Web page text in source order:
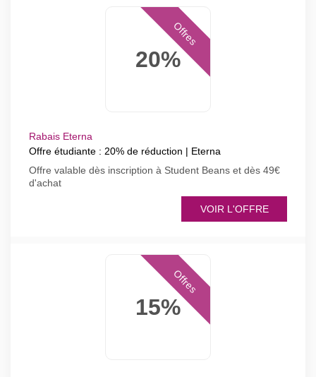
20%
Offres
Rabais Eterna
Offre étudiante : 20% de réduction | Eterna
Offre valable dès inscription à Student Beans et dès 49€
d'achat
VOIR L'OFFRE
15%
Offres